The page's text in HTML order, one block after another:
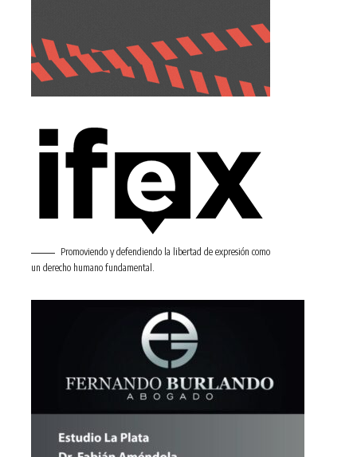
Promoviendo y defendiendo la libertad de expresión como
un derecho humano fundamental.